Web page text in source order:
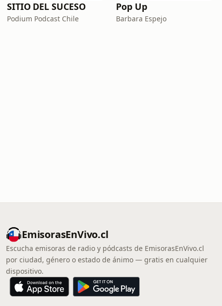
SITIO DEL SUCESO
Podium Podcast Chile
Pop Up
Barbara Espejo
EmisorasEnVivo.cl
Escucha emisoras de radio y pódcasts de EmisorasEnVivo.cl
por ciudad, género o estado de ánimo — gratis en cualquier
dispositivo.